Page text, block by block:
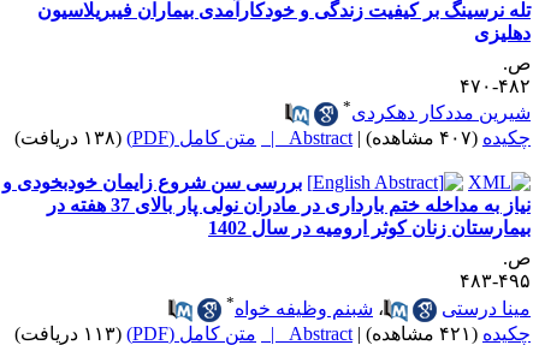
نرسینگ بر کیفیت زندگی و خودکارآمدی بیماران فیبریلاسیون
۴۷۰
مددکار دهکردی
(۴۰۷ مشاهده) |
Abstract | متن کامل (PDF) (۱۳۸ دریافت)
بررسی سن شروع زایمان خودبخودی و
نیاز به مداخله ختم بارداری در مادران نولی پار بالای 37 هفته در
زنان کوثر ارومیه در سال 1402
۴۸۳
درستی
،شبنم وظیفه خواه*
(۴۲۱ مشاهده) |
Abstract | متن کامل (PDF) (۱۱۳ دریافت)